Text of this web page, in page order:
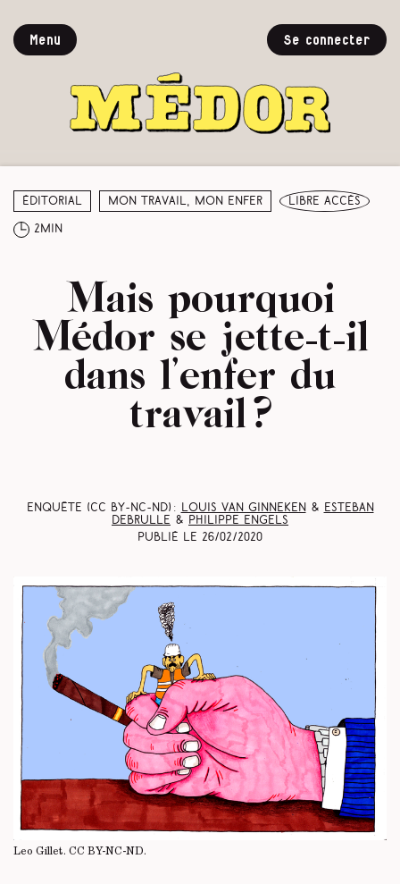
Menu Se connecter
Éditorial Mon travail, mon enfer libre accès
2min
Mais pourquoi
Médor se jette-t-il
dans l’enfer du
travail ?
Enquête (CC BY-NC-ND) : Louis Van Ginneken &
Esteban
Debrulle & Philippe Engels
Publié le 26/02/2020
Leo Gillet. CC BY-NC-ND.